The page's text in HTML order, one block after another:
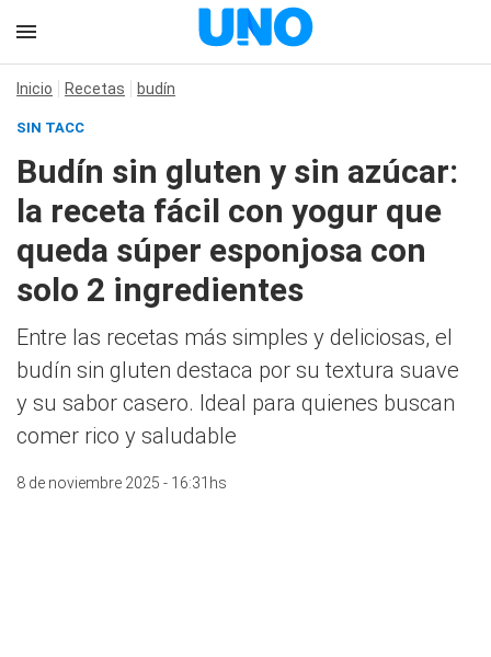
Inicio Recetas budín
SIN TACC
Budín sin gluten y sin azúcar:
la receta fácil con yogur que
queda súper esponjosa con
solo 2 ingredientes
Entre las recetas más simples y deliciosas, el
budín sin gluten destaca por su textura suave
y su sabor casero. Ideal para quienes buscan
comer rico y saludable
8 de noviembre 2025 - 16:31hs